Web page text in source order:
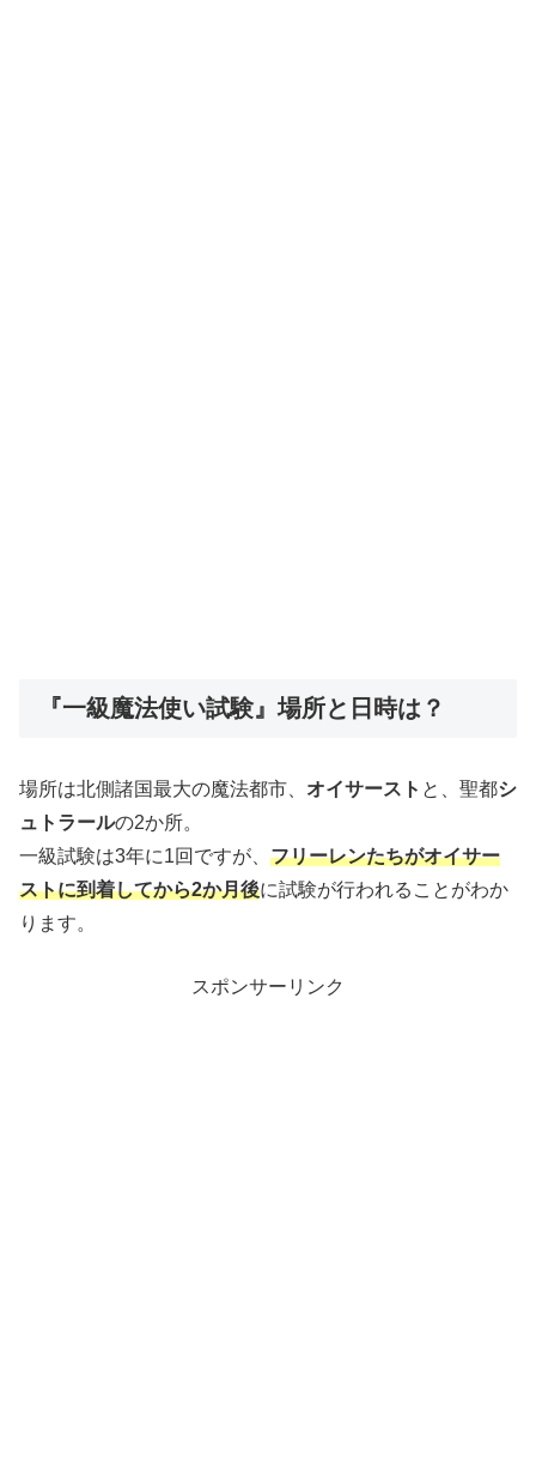
『一級魔法使い試験』場所と日時は？
場所は北側諸国最大の魔法都市、 オイサースト と、聖都シ
ュトラールの2か所。
一級試験は3年に1回ですが、 フリーレンたちがオイサー
ストに到着してから2か月後に試験が行われることがわか
ります。
スポンサーリンク